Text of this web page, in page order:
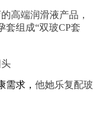
高端润滑液产品，
套组成“双玻CP套
需求， 他她乐复配玻